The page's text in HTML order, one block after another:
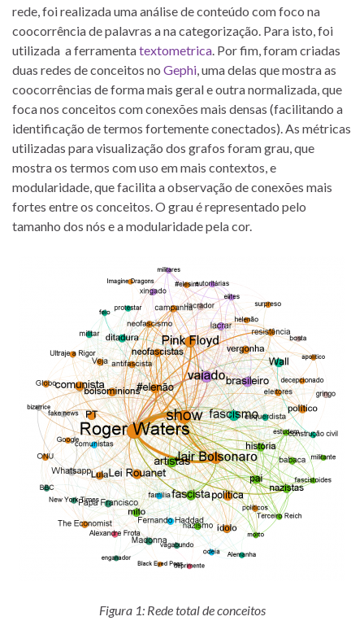
rede, foi realizada uma análise de conteúdo com foco na
coocorrência de palavras a na categorização. Para isto, foi
utilizada a ferramentatextometrica . Por fim, foram criadas
duas redes de conceitos no Gephi , uma delas que mostra as
coocorrências de forma mais geral e outra normalizada, que
foca nos conceitos com conexões mais densas (facilitando a
identificação de termos fortemente conectados). As métricas
utilizadas para visualização dos grafos foram grau, que
mostra os termos com uso em mais contextos, e
modularidade, que facilita a observação de conexões mais
fortes entre os conceitos. O grau é representado pelo
tamanho dos nós e a modularidade pela cor.
Figura 1: Rede total de conceitos